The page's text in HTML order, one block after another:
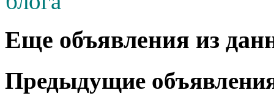
Еще объявления из
Предыдущие